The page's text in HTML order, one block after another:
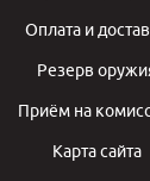
Оплата и
Резерв
Приём на
Карта сайта